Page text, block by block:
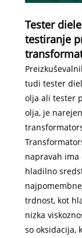
Tester
testiranje
tudi tester
olja ali tester
olja, je
napravah
hladilno
trdnost, kot
nizka
so oksidacija,